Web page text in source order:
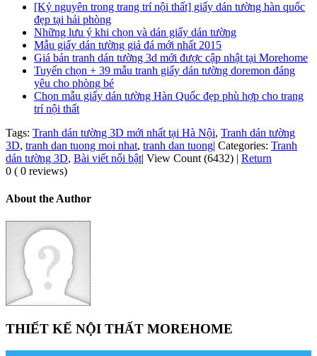
[Kỷ nguyên trong trang trí nội thất] giấy dán tường hàn quốc
đẹp tại hải phòng
Những lưu ý khi chọn và dán giấy dán tường
Mẫu giấy dán tường giả đá mới nhất 2015
Giá bán tranh dán tường 3d mới được cập nhật tại Morehome
Tuyển chọn + 39 mẫu tranh giấy dán tường doremon đáng
yêu cho phòng bé
Chọn mẫu giấy dán tường Hàn Quốc đẹp phù hợp cho trang
trí nội thất
Tags: Tranh dán tường 3D mới nhất tại Hà Nội, Tranh dán tường
3D, tranh dan tuong moi nhat, tranh dan tuong| Categories: Tranh
dán tường 3D, Bài viết nổi bật| View Count (6432) | Return
0 ( 0 reviews)
About the Author
THIẾT KẾ NỘI THẤT MOREHOME